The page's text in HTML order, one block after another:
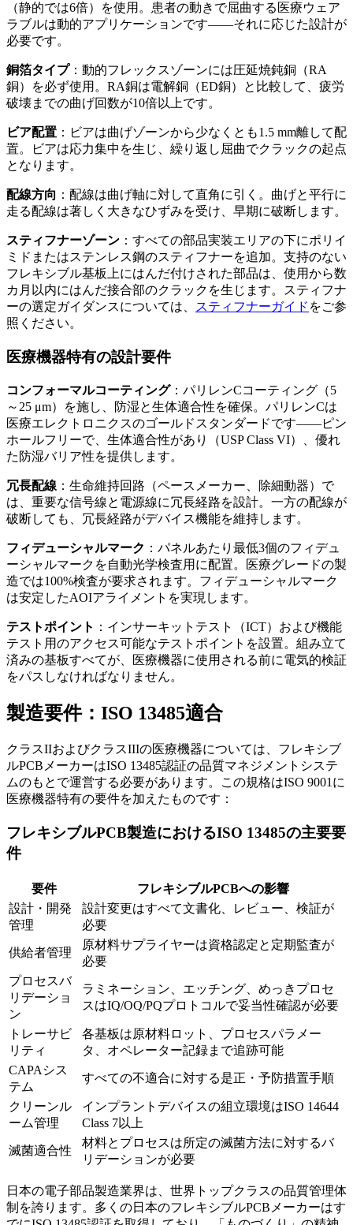
（静的では6倍）を使用。患者の動きで屈曲する医療ウェア
ラブルは動的アプリケーションです——それに応じた設計が
必要です。
銅箔タイプ：動的フレックスゾーンには圧延焼鈍銅（RA
銅）を必ず使用。RA銅は電解銅（ED銅）と比較して、疲労
破壊までの曲げ回数が10倍以上です。
ビア配置 ：ビアは曲げゾーンから少なくとも1.5 mm離して配
置。ビアは応力集中を生じ、繰り返し屈曲でクラックの起点
となります。
配線方向 ：配線は曲げ軸に対して直角に引く。曲げと平行に
走る配線は著しく大きなひずみを受け、早期に破断します。
スティフナーゾーン ：すべての部品実装エリアの下にポリイ
ミドまたはステンレス鋼のスティフナーを追加。支持のない
フレキシブル基板上にはんだ付けされた部品は、使用から数
カ月以内にはんだ接合部のクラックを生じます。スティフナ
ーの選定ガイダンスについては、
スティフナーガイド をご参
照ください。
医療機器特有の設計要件
コンフォーマルコーティング：パリレンCコーティング（5
～25 μm）を施し、防湿と生体適合性を確保。パリレンCは
医療エレクトロニクスのゴールドスタンダードです——ピン
ホールフリーで、生体適合性があり（USP Class VI）、優れ
た防湿バリア性を提供します。
冗長配線 ：生命維持回路（ペースメーカー、除細動器）で
は、重要な信号線と電源線に冗長経路を設計。一方の配線が
破断しても、冗長経路がデバイス機能を維持します。
フィデューシャルマーク ：パネルあたり最低3個のフィデュ
ーシャルマークを自動光学検査用に配置。医療グレードの製
造では100%検査が要求されます。フィデューシャルマーク
は安定したAOIアライメントを実現します。
テストポイント ：インサーキットテスト（ICT）および機能
テスト用のアクセス可能なテストポイントを設置。組み立て
済みの基板すべてが、医療機器に使用される前に電気的検証
をパスしなければなりません。
製造要件：ISO 13485適合
クラスIIおよびクラスIIIの医療機器については、フレキシブ
ルPCBメーカーはISO 13485認証の品質マネジメントシステ
ムのもとで運営する必要があります。この規格はISO 9001に
医療機器特有の要件を加えたものです：
フレキシブルPCB製造におけるISO 13485の主要要
件
要件
フレキシブルPCBへの影響
設計・開発
管理
設計変更はすべて文書化、レビュー、検証が
必要
供給者管理
原材料サプライヤーは資格認定と定期監査が
必要
プロセスバ
リデーショ
ン
ラミネーション、エッチング、めっきプロセ
スはIQ/OQ/PQプロトコルで妥当性確認が必要
トレーサビ
リティ
各基板は原材料ロット、プロセスパラメー
タ、オペレーター記録まで追跡可能
CAPAシス
テム
すべての不適合に対する是正・予防措置手順
クリーンル
ーム管理
インプラントデバイスの組立環境はISO 14644
Class 7以上
滅菌適合性
材料とプロセスは所定の滅菌方法に対するバ
リデーションが必要
日本の電子部品製造業界は、世界トップクラスの品質管理体
制を誇ります。多くの日本のフレキシブルPCBメーカーはす